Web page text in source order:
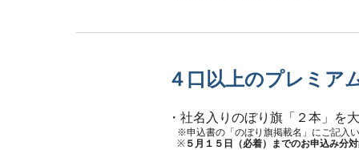
４口以上のプレミア
・社名入りのぼり旗「２本」を
※申込書の「のぼり旗掲載名」にご記入
※ ５月１５日（必着）までのお申込み分